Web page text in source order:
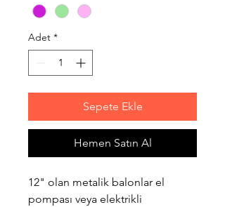
Adet *
Sepete Ekle
Hemen Satın Al
12" olan metalik balonlar el
pompası veya elektrikli